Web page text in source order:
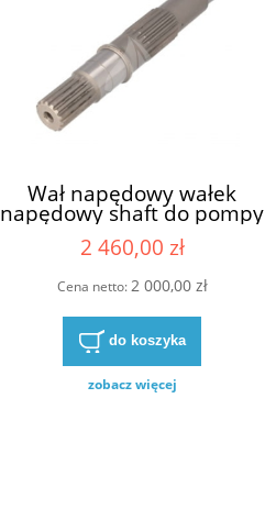
Wał napędowy wałek
napędowy shaft do pompy
hydraulicznej do pomp
hydraulicznych Bosch
Rexroth R902417400
2 460,00 zł
Cena netto:2 000,00 zł
do koszyka
zobacz więcej